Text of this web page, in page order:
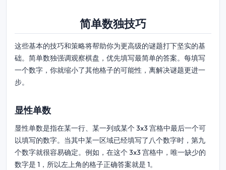
简单数独技巧
这些基本的技巧和策略将帮助你为更高级的谜题打下坚实的基
础。简单数独强调观察棋盘，优先填写最简单的答案。每填写
一个数字，你就缩小了其他格子的可能性，离解决谜题更进一
步。
显性单数
显性单数是指在某一行、某一列或某个 3x3 宫格中最后一个可
以填写的数字。当其中某一区域已经填写了八个数字时，第九
个数字就很容易确定。例如，在这个 3x3 宫格中，唯一缺少的
数字是 1，所以左上角的格子正确答案就是 1。